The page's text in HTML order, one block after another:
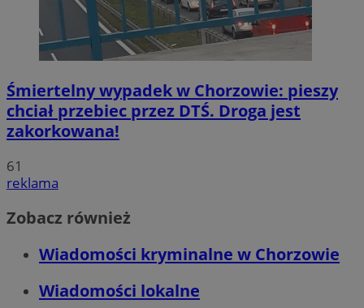
Śmiertelny wypadek w Chorzowie: pieszy
chciał przebiec przez DTŚ. Droga jest
zakorkowana!
61
reklama
Zobacz również
Wiadomości kryminalne w Chorzowie
Wiadomości lokalne